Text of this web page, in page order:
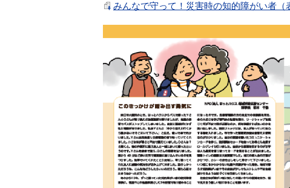
みんなで守って！災害時の知的障がい者（